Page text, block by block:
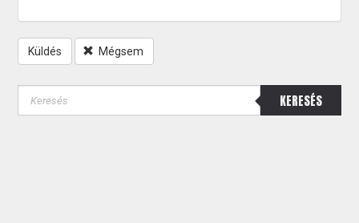
Küldés Mégsem
KERESÉS